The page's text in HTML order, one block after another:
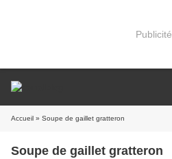
Publicité
Accueil » Soupe de gaillet gratteron
Soupe de gaillet gratteron